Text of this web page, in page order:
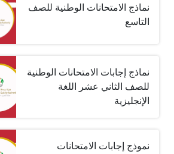
نماذج الامتحانات الوطنية للصف
التاسع
نماذج إجابات الامتحانات الوطنية
للصف الثاني عشر اللغة
الإنجليزية
نموذج إجابات الامتحانات